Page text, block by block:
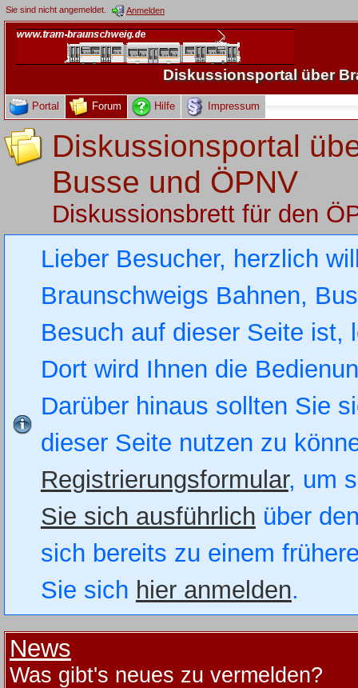
Sie sind nicht angemeldet. Anmelden
Diskussionsportal über
Portal Forum Hilfe Impressum
Diskussionsportal
Busse und ÖPNV
Diskussionsbrett für den
Lieber Besucher, herzlich
Braunschweigs Bahnen,
Besuch auf dieser Seite
Dort wird Ihnen die
Darüber hinaus sollten Sie
dieser Seite nutzen zu
Registrierungsformular, um
Sie sich ausführlich über
sich bereits zu einem
Sie sich hier anmelden.
News
Was gibt's neues zu vermelden?